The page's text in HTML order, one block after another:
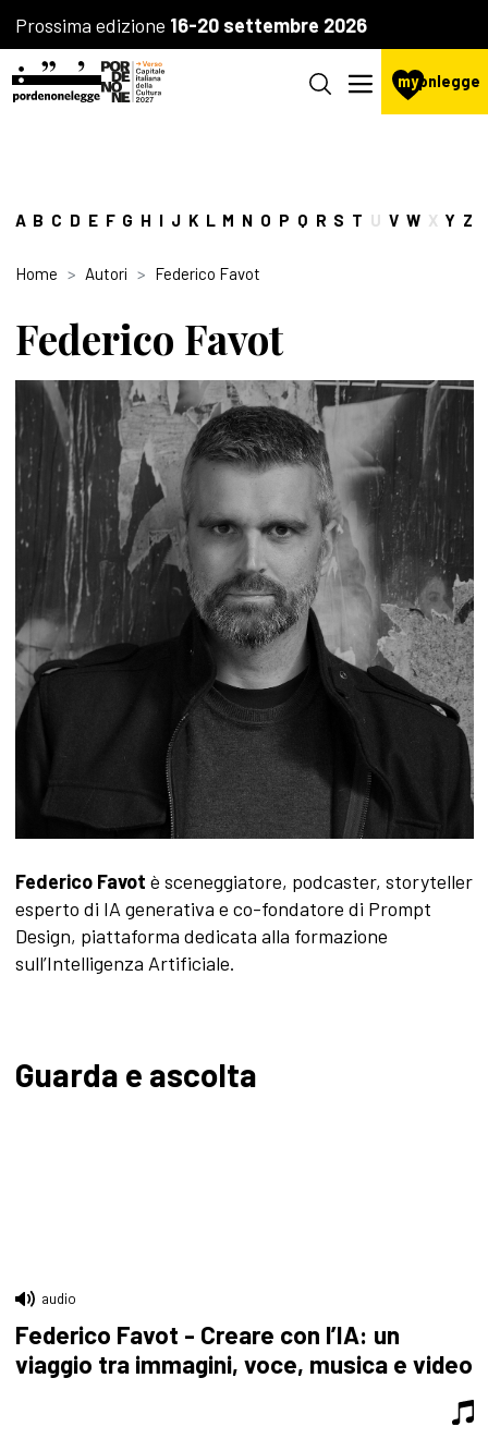
Prossima edizione 16-20 settembre 2026
mypnlegge
A B C D E F G H I J K L M N O P Q R S T U V W X Y Z
Home Autori Federico Favot
Federico Favot
Federico Favot è sceneggiatore, podcaster, storyteller
esperto di IA generativa e co-fondatore di Prompt
Design, piattaforma dedicata alla formazione
sull’Intelligenza Artificiale.
Guarda e ascolta
audio
Federico Favot - Creare con l’IA: un
viaggio tra immagini, voce, musica e video